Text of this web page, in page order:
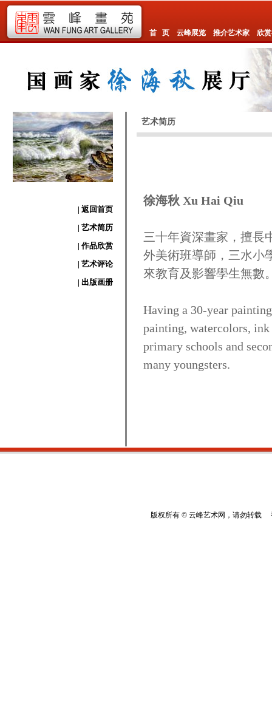
首 页 云峰展览 推介艺术家 欣
| 返回首页
| 艺术简历
| 作品欣赏
| 艺术评论
| 出版画册
艺术简历
徐海秋 Xu Hai Qiu
三十年資深畫家，擅長
外美術班導師，三水小
來教育及影響學生無數
Having a 30-year
painting, watercolors,
primary schools and
many youngsters.
版权所有 © 云峰艺术网，请勿转载